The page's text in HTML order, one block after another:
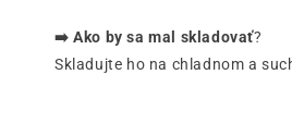
➡️ Ako by sa mal skladovať?
Skladujte ho na chladnom a